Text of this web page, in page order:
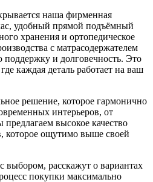
наша фирменная
удобный прямой подъёмный
хранения и ортопедическое
с матрасодержателем
поддержку и долговечность. Это
каждая деталь работает на ваш
решение, которое гармонично
интерьеров, от
высокое качество
которое ощутимо выше своей
расскажут о вариантах
покупки максимально